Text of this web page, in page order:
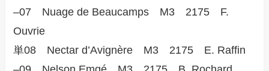
–07 Nuage de Beaucamps M3 2175 F.
Ouvrie
単08 Nectar d’Avignère M3 2175 E. Raffin